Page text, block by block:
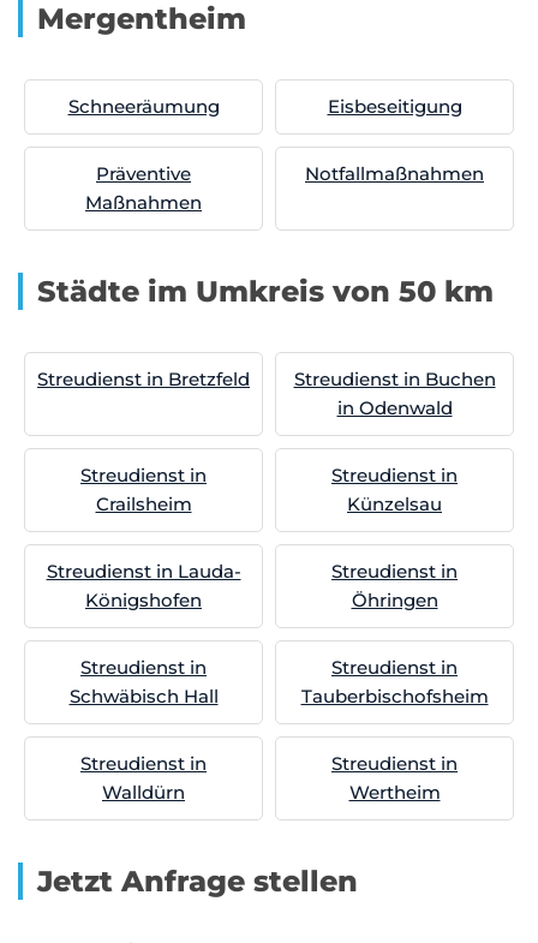
Mergentheim
Schneeräumung Eisbeseitigung
Präventive
Maßnahmen
Notfallmaßnahmen
Städte im Umkreis von 50 km
Streudienst in Bretzfeld
Streudienst in Buchen
in Odenwald
Streudienst in
Crailsheim
Streudienst in
Künzelsau
Streudienst in Lauda-
Königshofen
Streudienst in
Öhringen
Streudienst in
Schwäbisch Hall
Streudienst in
Tauberbischofsheim
Streudienst in
Walldürn
Streudienst in
Wertheim
Jetzt Anfrage stellen